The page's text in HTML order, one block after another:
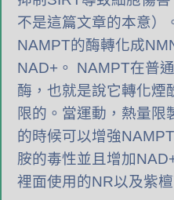
不是這篇文章的本意）
NAMPT的酶轉化成
NAD+。 NAMPT在普
酶，也就是說它轉化煙
限的。當運動，熱量限
的時候可以增強
胺的毒性並且增加
裡面使用的NR以及紫